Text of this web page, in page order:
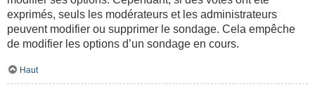
exprimés, seuls les modérateurs et les administrateurs
peuvent modifier ou supprimer le sondage. Cela empêche
de modifier les options d’un sondage en cours.
Haut